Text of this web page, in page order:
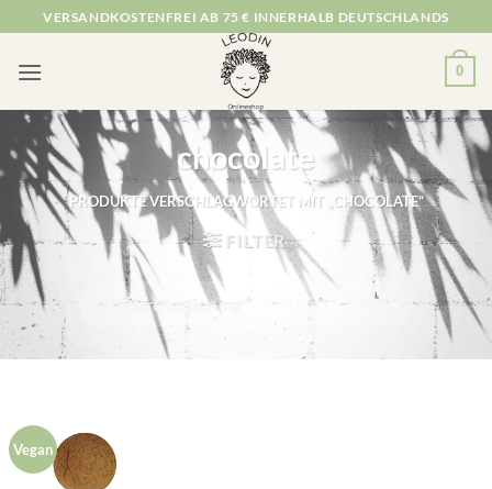
Inhalt
springen
VERSANDKOSTENFREI AB 75 € INNERHALB DEUTSCHLANDS
0
chocolate
PRODUKTE VERSCHLAGWORTET MIT „CHOCOLATE“
FILTER
Vegan